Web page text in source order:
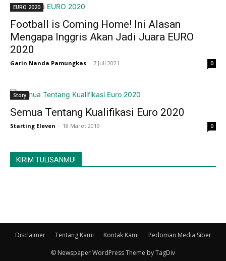
EURO 2020
Football is Coming Home! Ini Alasan
Mengapa Inggris Akan Jadi Juara EURO
2020
Garin Nanda Pamungkas - 7 Juli 2021 0
Story
Semua Tentang Kualifikasi Euro 2020
Starting Eleven - 18 Maret 2019 0
KIRIM TULISANMU!
Disclaimer Tentang Kami Kontak Kami Pedoman Media Siber
© Newspaper WordPress Theme by TagDiv